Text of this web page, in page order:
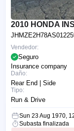
2010 HONDA
Vendedor:
Seguro
Insurance company
Daño:
Rear End | Side
Tipo:
Run & Drive
Sun 23 Aug 1970,
Subasta finalizada